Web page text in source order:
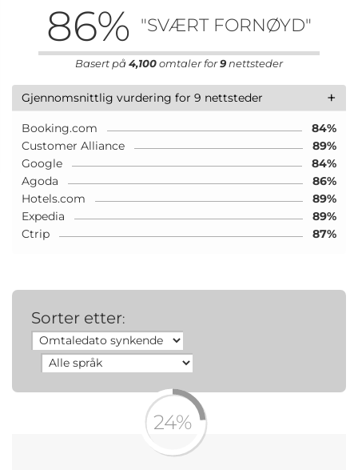
86% "SVÆRT FORNØYD"
Basert på 4,100omtaler for9 nettsteder
+
Gjennomsnittlig vurdering for 9 nettsteder
Booking.com
84%
Customer Alliance
89%
Google
84%
Agoda
86%
Hotels.com
89%
Expedia
89%
Ctrip
87%
Sorter etter:
24%